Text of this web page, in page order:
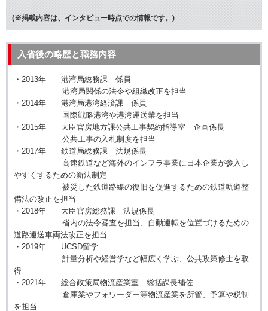
(※掲載内容は、インタビュー時点での情報です。)
入省後の略歴と職務内容
・2013年 港湾局総務課 係員
港湾局関係の法令や組織改正を担当
・2014年 港湾局港湾経済課 係員
国際戦略港湾や港湾運送業を担当
・2015年 大臣官房地方課公共工事契約指導室 企画係長
公共工事の入札制度を担当
・2017年 鉄道局総務課 法規係長
高速鉄道など海外のインフラ事業に日本企業が参入し
やすくするための新法制定
被災した鉄道路線の復旧を促進するための鉄道軌道整
備法の改正を担当
・2018年 大臣官房総務課 法規係長
省内の法令審査を担当、自動運転を位置づけるための
道路運送車両法改正を担当
・2019年 UCSD留学
計量分析や経営学など幅広く学ぶ、公共政策修士を取
得
・2021年 総合政策局物流産業室 総括課長補佐
倉庫業やフォワーダー等物流産業を所管、予算や税制
を担当